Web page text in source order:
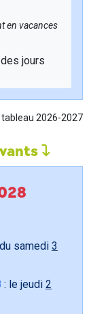
en vacances
jours
2026-2027
samedi 3
: le jeudi 2